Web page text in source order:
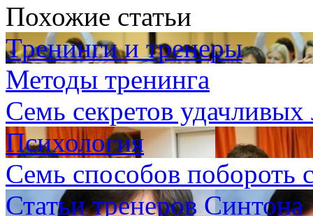
Похожие статьи
Тренинги и тренеры
Методы тренинга
Семь секретов
Психология
Семь способов побороть
Статьи тренеров Синтона